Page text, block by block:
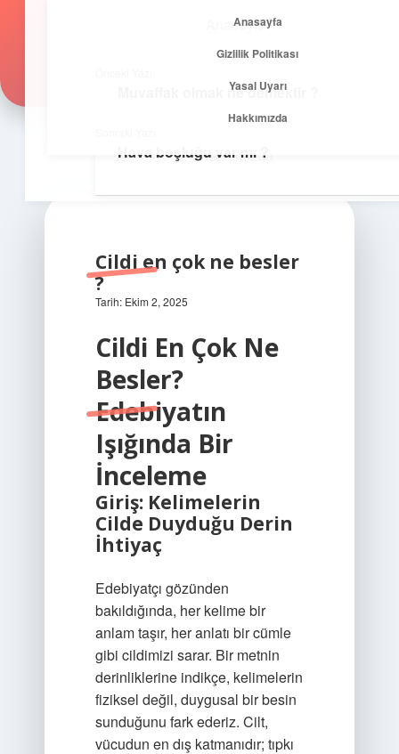
Anasayfa
Yasal Uyarı
Hakkımızda
Zirvedeki Fikirler
Cildi en çok ne besler
?
Tarih: Ekim 2, 2025
Cildi En Çok Ne
Besler?
Edebiyatın
Işığında Bir
İnceleme
Giriş: Kelimelerin
Cilde Duyduğu Derin
İhtiyaç
Edebiyatçı gözünden
bakıldığında, her kelime bir
anlam taşır, her anlatı bir cümle
gibi cildimizi sarar. Bir metnin
derinliklerine indikçe, kelimelerin
fiziksel değil, duygusal bir besin
sunduğunu fark ederiz. Cilt,
vücudun en dış katmanıdır; tıpkı
Muvaffak olmak ne demektir ?
Hava boşluğu var mı ?
Anasayfa
Gizlilik Politikası
Yasal Uyarı
Hakkımızda